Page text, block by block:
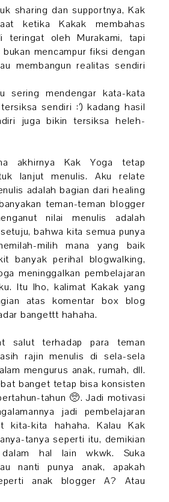
sharing dan supportnya, Kak
ketika Kakak membahas
teringat oleh Murakami, tapi
mencampur fiksi dengan
membangun realitas sendiri
sering mendengar kata-kata
sendiri :’) kadang hasil
juga bikin tersiksa heleh-
akhirnya Kak Yoga tetap
lanjut menulis. Aku relate
adalah bagian dari healing
teman-teman blogger
nilai menulis adalah
bahwa kita semua punya
milih mana yang baik
banyak perihal blogwalking,
meninggalkan pembelajaran
Itu lho, kalimat Kakak yang
atas komentar box blog
bangettt hahaha.
salut terhadap para teman
rajin menulis di sela-sela
mengurus anak, rumah, dll.
banget tetap bisa konsisten
tahun 🥺. Jadi motivasi
jadi pembelajaran
kita-kita hahaha. Kalau Kak
tanya seperti itu, demikian
hal lain wkwk. Suka
nanti punya anak, apakah
anak blogger A? Atau